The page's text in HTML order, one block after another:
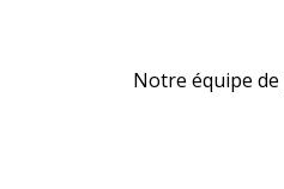
Notre équipe de